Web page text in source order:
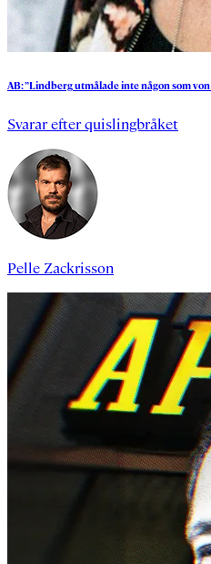
AB:”Lindbergutmåladeintenågonsomvon
Svarar efter quislingbråket
Pelle Zackrisson